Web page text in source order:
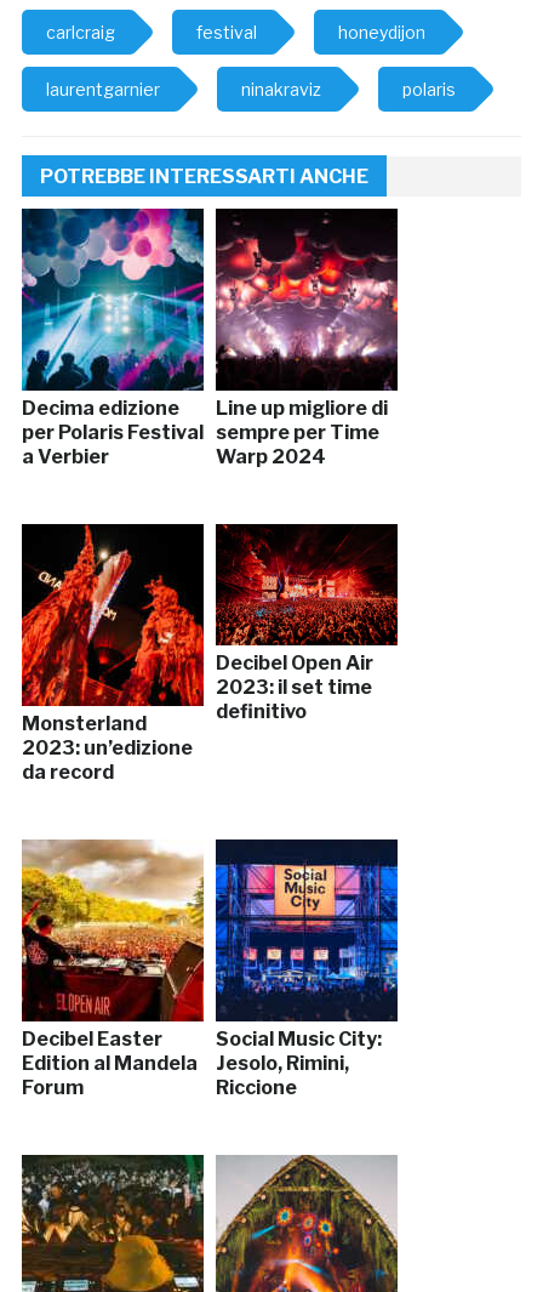
carlcraig festival honeydijon
laurentgarnier ninakraviz polaris
POTREBBE INTERESSARTI ANCHE
Decima edizione
per Polaris Festival
a Verbier
Line up migliore di
sempre per Time
Warp 2024
Monsterland
2023: un’edizione
da record
Decibel Open Air
2023: il set time
definitivo
Decibel Easter
Edition al Mandela
Forum
Social Music City:
Jesolo, Rimini,
Riccione